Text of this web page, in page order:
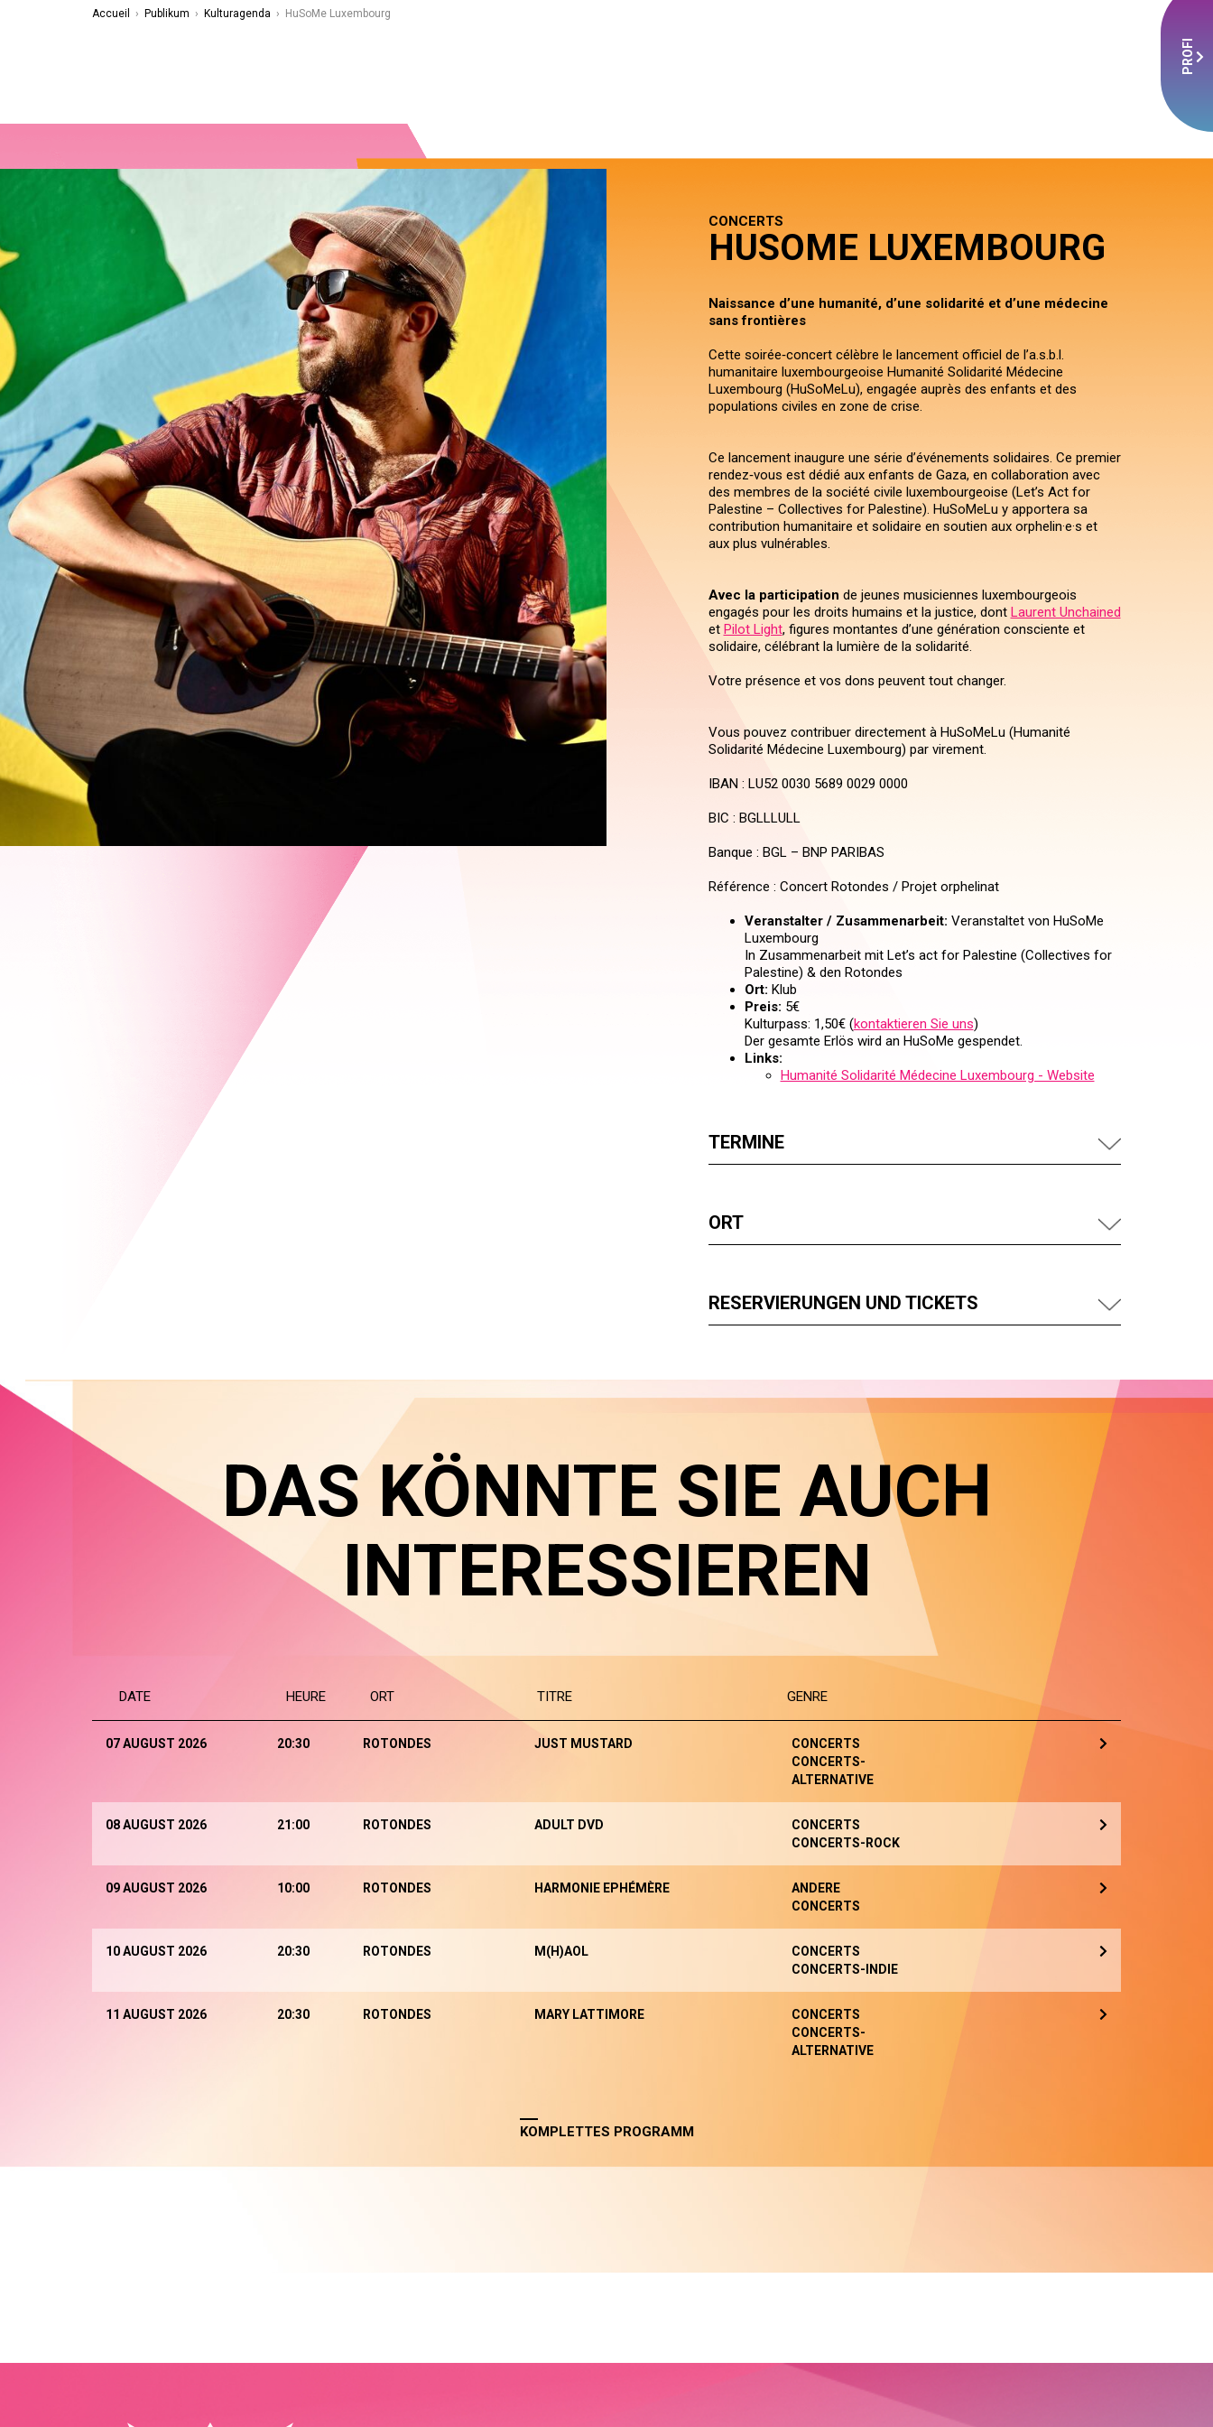
PROFI
Accueil › Publikum › Kulturagenda › HuSoMe Luxembourg
CONCERTS
HUSOME LUXEMBOURG
Naissance d’une humanité, d’une solidarité et d’une médecine
sans frontières
Cette soirée‑concert célèbre le lancement officiel de l’a.s.b.l.
humanitaire luxembourgeoise Humanité Solidarité Médecine
Luxembourg (HuSoMeLu), engagée auprès des enfants et des
populations civiles en zone de crise.
Ce lancement inaugure une série d’événements solidaires. Ce premier
rendez‑vous est dédié aux enfants de Gaza, en collaboration avec
des membres de la société civile luxembourgeoise (Let’s Act for
Palestine – Collectives for Palestine). HuSoMeLu y apportera sa
contribution humanitaire et solidaire en soutien aux orphelin·e·s et
aux plus vulnérables.
Avec la participation de jeunes musiciennes luxembourgeois
engagés pour les droits humains et la justice, dont Laurent Unchained
et Pilot Light, figures montantes d’une génération consciente et
solidaire, célébrant la lumière de la solidarité.
Votre présence et vos dons peuvent tout changer.
Vous pouvez contribuer directement à HuSoMeLu (Humanité
Solidarité Médecine Luxembourg) par virement.
IBAN : LU52 0030 5689 0029 0000
BIC : BGLLLULL
Banque : BGL – BNP PARIBAS
Référence : Concert Rotondes / Projet orphelinat
Veranstalter / Zusammenarbeit: Veranstaltet von HuSoMe
Luxembourg
In Zusammenarbeit mit Let’s act for Palestine (Collectives for
Palestine) & den Rotondes
Ort: Klub
Preis: 5€
Kulturpass: 1,50€ (kontaktieren Sie uns)
Der gesamte Erlös wird an HuSoMe gespendet.
Links:
Humanité Solidarité Médecine Luxembourg - Website
TERMINE
ORT
RESERVIERUNGEN UND TICKETS
DAS KÖNNTE SIE AUCH
INTERESSIEREN
DATE HEURE ORT TITRE GENRE
07 AUGUST 2026 20:30 ROTONDES JUST MUSTARD
CONCERTS
CONCERTS-
ALTERNATIVE
08 AUGUST 2026 21:00 ROTONDES ADULT DVD
CONCERTS
CONCERTS-ROCK
09 AUGUST 2026 10:00 ROTONDES HARMONIE EPHÉMÈRE
ANDERE
CONCERTS
10 AUGUST 2026 20:30 ROTONDES M(H)AOL
CONCERTS
CONCERTS-INDIE
11 AUGUST 2026 20:30 ROTONDES MARY LATTIMORE
CONCERTS
CONCERTS-
ALTERNATIVE
KOMPLETTES PROGRAMM